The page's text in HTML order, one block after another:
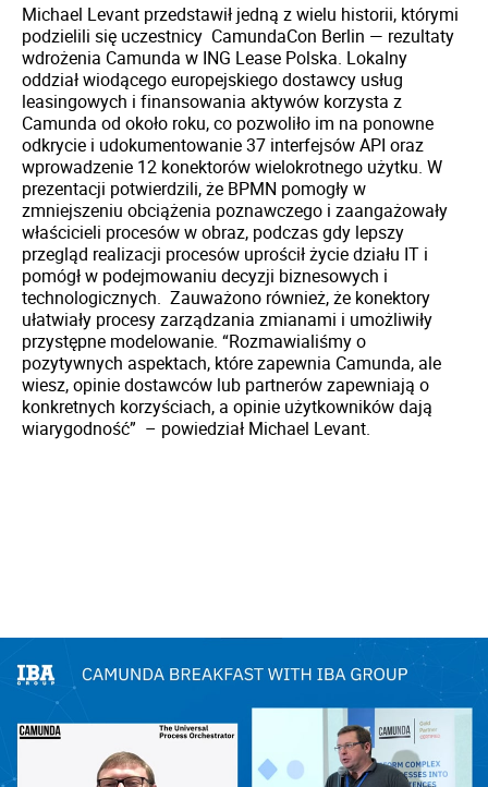
Michael Levant przedstawił jedną z wielu historii, którymi
podzielili się uczestnicy CamundaCon Berlin — rezultaty
wdrożenia Camunda w ING Lease Polska. Lokalny
oddział wiodącego europejskiego dostawcy usług
leasingowych i finansowania aktywów korzysta z
Camunda od około roku, co pozwoliło im na ponowne
odkrycie i udokumentowanie 37 interfejsów API oraz
wprowadzenie 12 konektorów wielokrotnego użytku. W
prezentacji potwierdzili, że BPMN pomogły w
zmniejszeniu obciążenia poznawczego i zaangażowały
właścicieli procesów w obraz, podczas gdy lepszy
przegląd realizacji procesów uprościł życie działu IT i
pomógł w podejmowaniu decyzji biznesowych i
technologicznych. Zauważono również, że konektory
ułatwiały procesy zarządzania zmianami i umożliwiły
przystępne modelowanie. “Rozmawialiśmy o
pozytywnych aspektach, które zapewnia Camunda, ale
wiesz, opinie dostawców lub partnerów zapewniają o
konkretnych korzyściach, a opinie użytkowników dają
wiarygodność” – powiedział Michael Levant.